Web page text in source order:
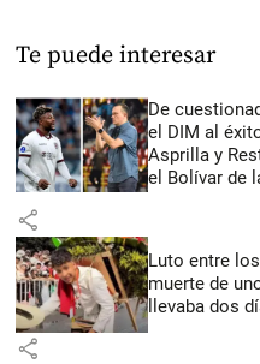
Te puede interesar
De
el DIM al
Asprilla y
el Bolívar de
share
Luto entre
muerte de
llevaba dos
share